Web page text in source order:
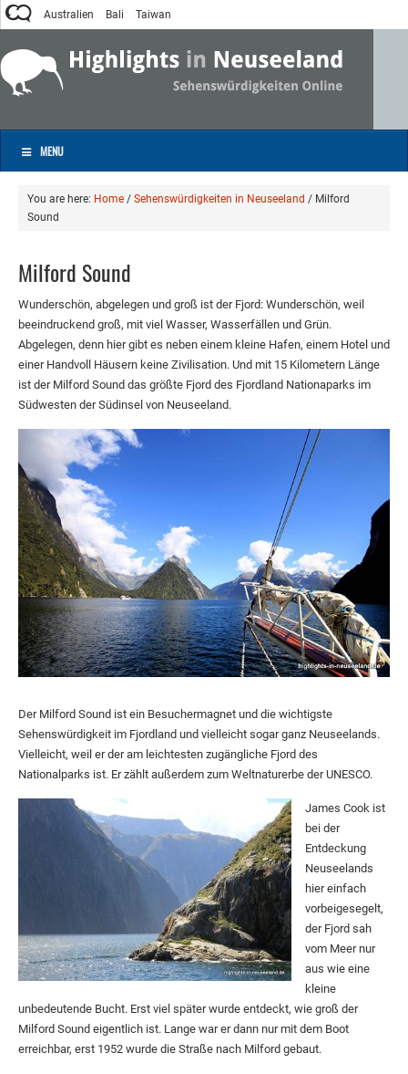
Australien Bali Taiwan
MENU
You are here: Home / Sehenswürdigkeiten in Neuseeland / Milford
Sound
Milford Sound
Wunderschön, abgelegen und groß ist der Fjord: Wunderschön, weil
beeindruckend groß, mit viel Wasser, Wasserfällen und Grün.
Abgelegen, denn hier gibt es neben einem kleine Hafen, einem Hotel und
einer Handvoll Häusern keine Zivilisation. Und mit 15 Kilometern Länge
ist der Milford Sound das größte Fjord des Fjordland Nationaparks im
Südwesten der Südinsel von Neuseeland.
Der Milford Sound ist ein Besuchermagnet und die wichtigste
Sehenswürdigkeit im Fjordland und vielleicht sogar ganz Neuseelands.
Vielleicht, weil er der am leichtesten zugängliche Fjord des
Nationalparks ist. Er zählt außerdem zum Weltnaturerbe der UNESCO.
James Cook ist
bei der
Entdeckung
Neuseelands
hier einfach
vorbeigesegelt,
der Fjord sah
vom Meer nur
aus wie eine
kleine
unbedeutende Bucht. Erst viel später wurde entdeckt, wie groß der
Milford Sound eigentlich ist. Lange war er dann nur mit dem Boot
erreichbar, erst 1952 wurde die Straße nach Milford gebaut.